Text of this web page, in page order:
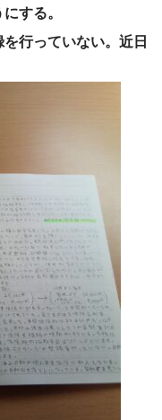
する。
行っていない。近日